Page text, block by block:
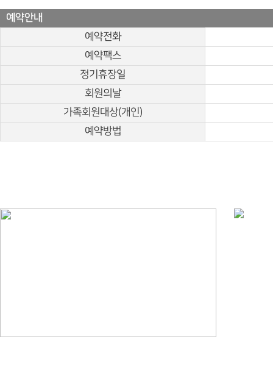
예약안내
예약전화
예약팩스
정기휴장일
회원의날
가족회원대상(개인)
예약방법